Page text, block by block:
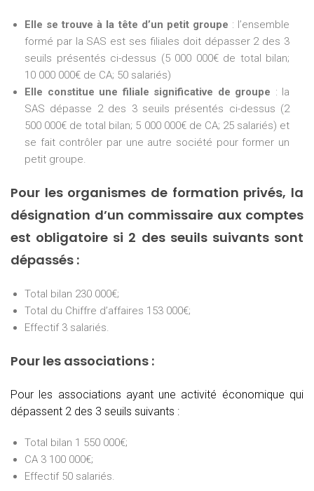
Elle se trouve à la tête d’un petit groupe : l’ensemble
formé par la SAS est ses filiales doit dépasser 2 des 3
seuils présentés ci-dessus (5 000 000€ de total bilan;
10 000 000€ de CA; 50 salariés)
Elle constitue une filiale significative de groupe : la
SAS dépasse 2 des 3 seuils présentés ci-dessus (2
500 000€ de total bilan; 5 000 000€ de CA; 25 salariés) et
se fait contrôler par une autre société pour former un
petit groupe.
Pour les organismes de formation privés, la
désignation d’un commissaire aux comptes
est obligatoire si 2 des seuils suivants sont
dépassés :
Total bilan 230 000€;
Total du Chiffre d’affaires 153 000€;
Effectif 3 salariés.
Pour les associations :
Pour les associations ayant une activité économique qui
dépassent 2 des 3 seuils suivants :
Total bilan 1 550 000€;
CA 3 100 000€;
Effectif 50 salariés.